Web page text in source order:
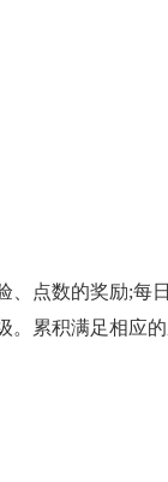
点数的奖励;每
累积满足相应